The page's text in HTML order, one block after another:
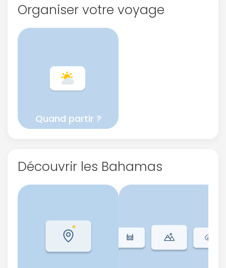
Organiser votre voyage
Quand partir ?
Découvrir les Bahamas